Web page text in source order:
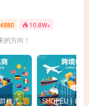
4880 10.8W+
的方向！
SHOPOEM站群模式怎么收费？不限品不封店独立站站群，送10个企业版网站！建站全免费！开通找站长